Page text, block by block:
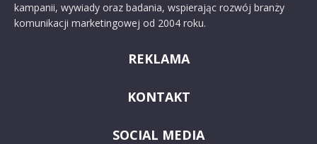
kampanii, wywiady oraz badania, wspierając rozwój branży
komunikacji marketingowej od 2004 roku.
REKLAMA
KONTAKT
SOCIAL MEDIA